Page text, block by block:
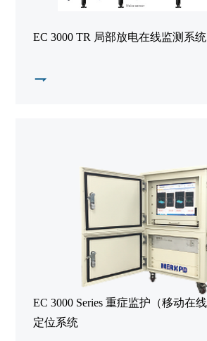
EC 3000 TR 局部放电在线监测系统
EC 3000 Series 重症监护（移动在线）测试诊断和
定位系统